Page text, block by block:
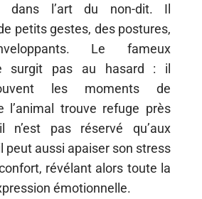
dans l’art du non-dit. Il
petits gestes, des postures,
Le fameux
surgit pas au hasard : il
les moments de
l’animal trouve refuge près
pas réservé qu’aux
peut aussi apaiser son stress
révélant alors toute la
émotionnelle.